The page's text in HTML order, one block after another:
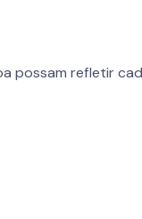
refletir